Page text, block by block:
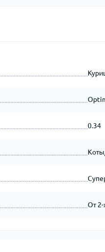
0.34
От 2-